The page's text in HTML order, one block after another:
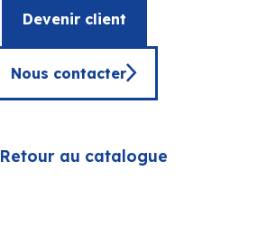
Devenir client
Nous contacter
Retour au catalogue